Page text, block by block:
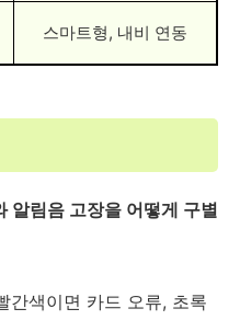
스마트형, 내비 연동
알림음 고장을 어떻게 구별
간색이면 카드 오류, 초록